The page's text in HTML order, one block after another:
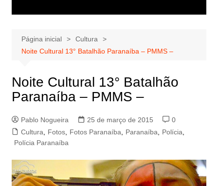
Página inicial
Cultura
Noite Cultural 13° Batalhão Paranaíba – PMMS –
Noite Cultural 13° Batalhão
Paranaíba – PMMS –
Pablo Nogueira 25 de março de 2015
0
Cultura
Fotos, Fotos Paranaíba Paranaíba Polícia
Polícia Paranaíba